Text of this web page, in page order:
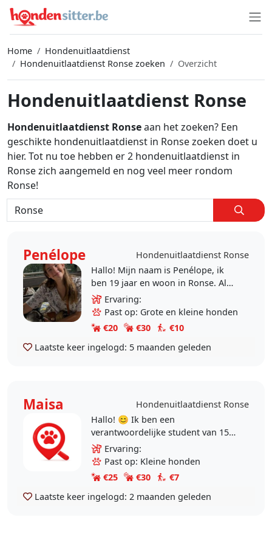
Home
Hondenuitlaatdienst
Hondenuitlaatdienst Ronse zoeken
Overzicht
Hondenuitlaatdienst Ronse
Hondenuitlaatdienst Ronseaan het zoeken? Een
geschikte hondenuitlaatdienst in Ronse zoeken doet u
hier. Tot nu toe hebben er 2 hondenuitlaatdienst in
Ronse zich aangemeld en nog veel meer rondom
Ronse!
Penélope
Hondenuitlaatdienst Ronse
Hallo! Mijn naam is Penélope, ik
ben 19 jaar en woon in Ronse. Al
van kleins af aan ben ik gek op
dieren, en dat is nooit veranderd!
Ondertussen ben..
Ervaring:
Past op: Grote en kleine honden
€20
€30
€10
Laatste keer ingelogd: 5 maanden geleden
Maisa
Hondenuitlaatdienst Ronse
Hallo! 😊 Ik ben een
verantwoordelijke student van 15
jaar, die dit jaar 16 wordt, uit Ronse
en ik hou veel van honden. Ik ben
beschikbaar om..
Ervaring:
Past op: Kleine honden
€25
€30
€7
Laatste keer ingelogd: 2 maanden geleden